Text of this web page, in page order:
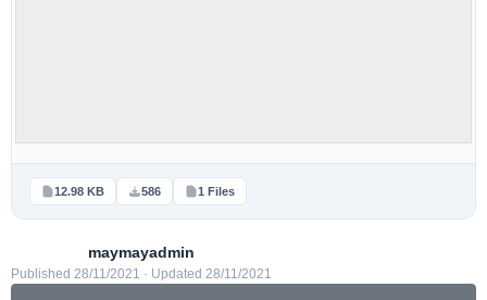
12.98 KB 586 1 Files
maymayadmin
Published 28/11/2021 · Updated 28/11/2021